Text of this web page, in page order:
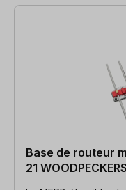
Base de routeur
21 WOODPECKERS